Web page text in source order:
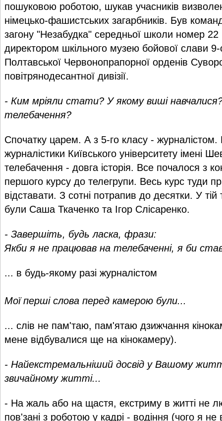
пошуковою роботою, шукав учасників
німецько-фашистських загарбників. Був
загону "Незабудка" середньої школи номер 22
директором шкільного музею бойової слави 9-
Полтавської Червонопрапорної орденів
повітрянодесантної дивізії.
- Ким мріяли стати? У якому виші
телебачення?
Спочатку царем. А з 5-го класу - журналістом.
журналістики Київського університету імені
телебачення - довга історія. Все почалося з
першого курсу до телегрупи. Весь курс туди
відставати. З сотні потрапив до десятки. У
були Саша Ткаченко та Ігор Слісаренко.
- Завершіть, будь ласка, фрази:
Якби я не працював на телебаченні, я би
... в будь-якому разі журналістом
Мої перші слова перед камерою були...
... слів не пам'таю, пам'ятаю дзижчання
мене відбувалися ще на кінокамеру).
- Найекстремальніший досвід у Вашому
звичайному житті...
- На жаль або на щастя, екстриму в житті не
пов'зані з роботою у кадрі - водіння (чого я не